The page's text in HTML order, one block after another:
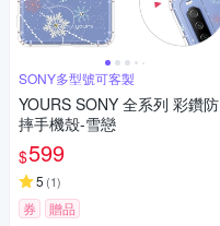
SONY多型號可客製
YOURS SONY 全系列 彩鑽防
摔手機殼-雪戀
$599
5 (1)
券 贈品